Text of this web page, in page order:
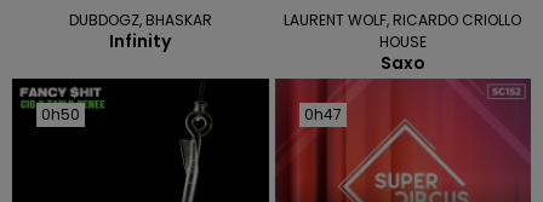
DUBDOGZ, BHASKAR
Infinity
LAURENT WOLF, RICARDO CRIOLLO
HOUSE
Saxo
0h50
0h50 0h47
0h47